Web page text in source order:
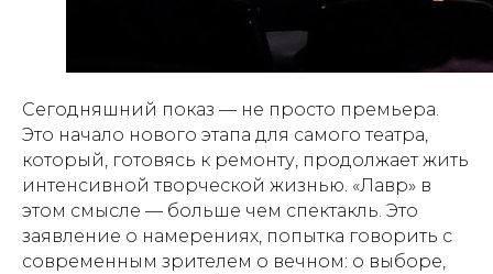
Сегодняшний показ — не просто премьера.
Это начало нового этапа для самого театра,
который, готовясь к ремонту, продолжает жить
интенсивной творческой жизнью. «Лавр» в
этом смысле — больше чем спектакль. Это
заявление о намерениях, попытка говорить с
современным зрителем о вечном: о выборе,